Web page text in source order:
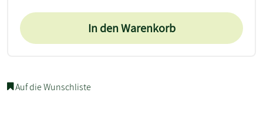
In den Warenkorb
Auf die Wunschliste